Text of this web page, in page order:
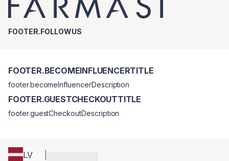
FOOTER.FOLLOWUS
LV
FOOTER.BECOMEINFLUENCERTITLE
footer.becomeInfluencerDescription
FOOTER.GUESTCHECKOUTTITLE
footer.guestCheckoutDescription